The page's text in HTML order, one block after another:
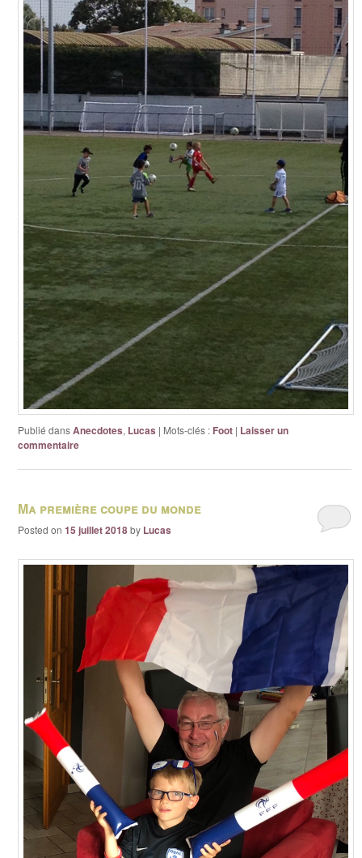
Publié dansAnecdotes, Lucas | Mots-clés : Foot | Laisser un
commentaire
Ma première coupe du monde
Posted on15 juillet 2018by Lucas